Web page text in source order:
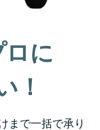
ロに
！
まで一括で承り